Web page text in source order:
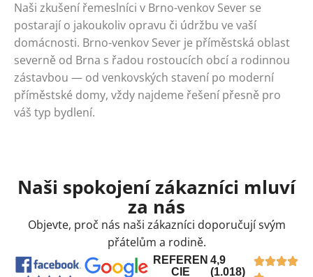
Naši zkušení řemeslníci v Brno-venkov Sever se
postarají o jakoukoliv opravu či údržbu ve vaší
domácnosti. Brno-venkov Sever je příměstská oblast
severně od Brna s řadou rostoucích obcí a rodinnou
zástavbou — od venkovských stavení po moderní
příměstské domy, vždy najdeme řešení přesně pro
váš typ bydlení.
Naši spokojení zákazníci mluví
za nás
Objevte, proč nás naši zákazníci doporučují svým
přátelům a rodině.
REFEREN
CIE
4,9
(1.018)